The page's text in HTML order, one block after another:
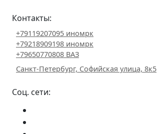
Контакты:
+79119207095 иномрк
+79218909198 иномрк
+79650770808 ВАЗ
Санкт-Петербург, Софийская улица, 8к5
Соц. сети: